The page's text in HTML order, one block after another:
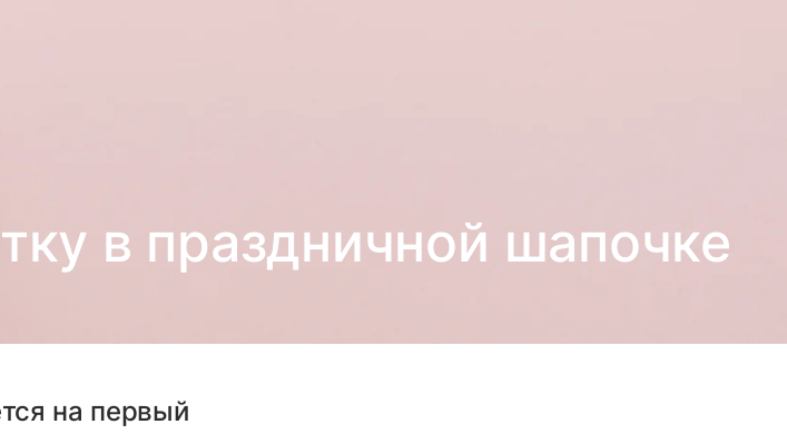
в праздничной шапочке
на первый